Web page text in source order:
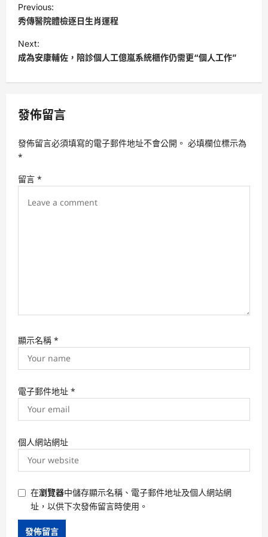
o
s
t
v
g
t
Previous:
秀傳醫院體檢逐日生肖運程
Next:
成為安康輔佐，陪診個人工億嵐系統櫃作仍需更“個人工作”
發佈留言
發佈留言必須填寫的電子郵件地址不會公開。 必填欄位標示為
*
留言 *
顯示名稱 *
電子郵件地址 *
個人網站網址
在瀏覽器中儲存顯示名稱、電子郵件地址及個人網站網
址，以供下次發佈留言時使用。